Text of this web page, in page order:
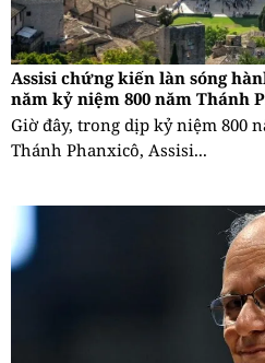
Assisi chứng kiến làn sóng
năm kỷ niệm 800 năm Thánh
Giờ đây, trong dịp kỷ niệm 800
Thánh Phanxicô, Assisi...